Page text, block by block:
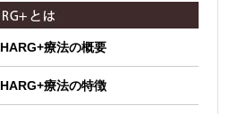
HARG+療法の概要
HARG+療法の特徴